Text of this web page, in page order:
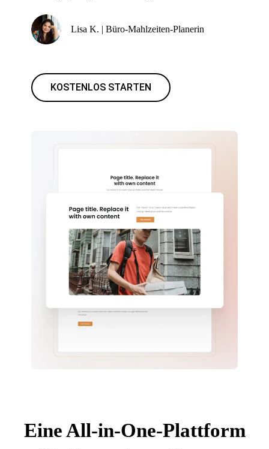
Lisa K. | Büro-Mahlzeiten-Planerin
KOSTENLOS STARTEN
Eine All-in-One-Plattform